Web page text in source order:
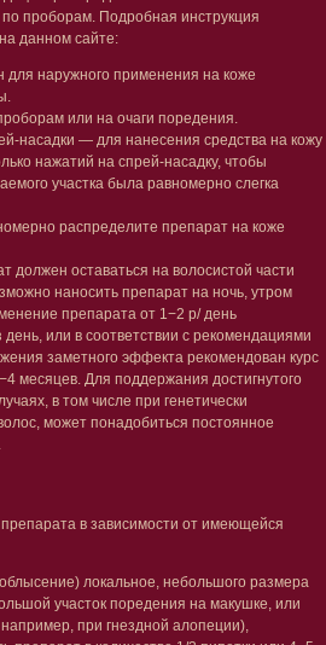
проборам. Подробная инструкция
данном сайте:
для наружного применения на коже
или на очаги поредения.
насадки — для нанесения средства на кожу
нажатий на спрей-насадку, чтобы
участка была равномерно слегка
распределите препарат на коже
должен оставаться на волосистой части
наносить препарат на ночь, утром
препарата от 1−2 р/ день
или в соответствии с рекомендациями
заметного эффекта рекомендован курс
месяцев. Для поддержания достигнутого
в том числе при генетически
может понадобиться постоянное
в зависимости от имеющейся
локальное, небольшого размера
участок поредения на макушке, или
при гнездной алопеции),
и зона декольте
масла
за ногами